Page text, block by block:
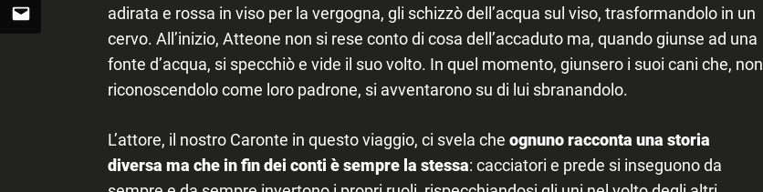
adirata e rossa in viso per la vergogna, gli schizzò dell’acqua sul viso, trasformandolo in un
cervo. All’inizio, Atteone non si rese conto di cosa dell’accaduto ma, quando giunse ad una
fonte d’acqua, si specchiò e vide il suo volto. In quel momento, giunsero i suoi cani che, non
riconoscendolo come loro padrone, si avventarono su di lui sbranandolo.
L’attore, il nostro Caronte in questo viaggio, ci svela che ognuno racconta una storia
diversa ma che in fin dei conti è sempre la stessa: cacciatori e prede si inseguono da
Email